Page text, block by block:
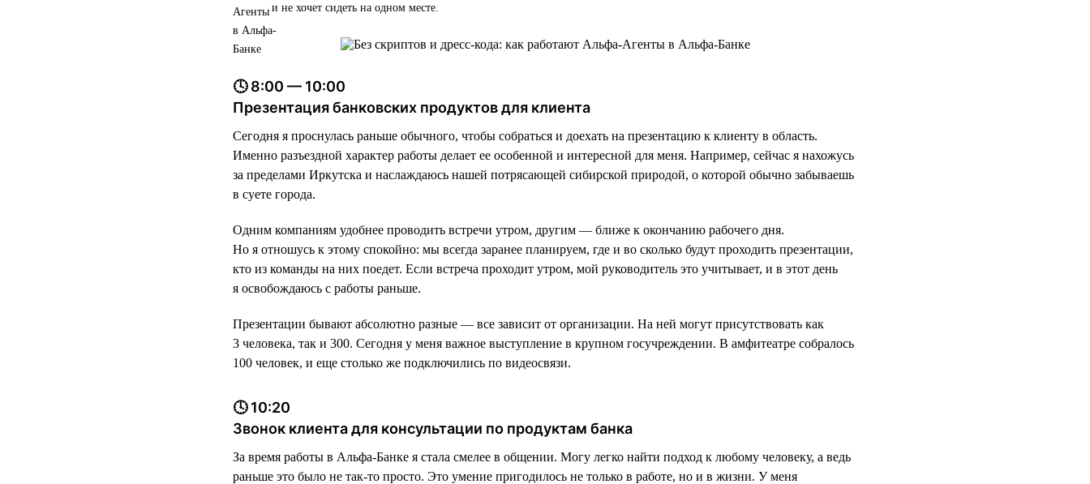
и не хочет сидеть на одном месте.
🕓 8:00 — 10:00
Презентация банковских продуктов для клиента
Сегодня я проснулась раньше обычного, чтобы собраться и доехать на презентацию к клиенту в область.
Именно разъездной характер работы делает ее особенной и интересной для меня. Например, сейчас я нахожусь
за пределами Иркутска и наслаждаюсь нашей потрясающей сибирской природой, о которой обычно забываешь
в суете города.
Одним компаниям удобнее проводить встречи утром, другим — ближе к окончанию рабочего дня.
Но я отношусь к этому спокойно: мы всегда заранее планируем, где и во сколько будут проходить презентации,
кто из команды на них поедет. Если встреча проходит утром, мой руководитель это учитывает, и в этот день
я освобождаюсь с работы раньше.
Презентации бывают абсолютно разные — все зависит от организации. На ней могут присутствовать как
3 человека, так и 300. Сегодня у меня важное выступление в крупном госучреждении. В амфитеатре собралось
100 человек, и еще столько же подключились по видеосвязи.
🕓 10:20
Звонок клиента для консультации по продуктам банка
За время работы в Альфа-Банке я стала смелее в общении. Могу легко найти подход к любому человеку, а ведь
раньше это было не так-то просто. Это умение пригодилось не только в работе, но и в жизни. У меня